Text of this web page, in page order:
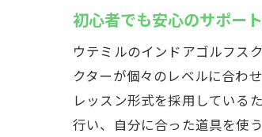
初心者でも安心のサポー
ウテミルのインドアゴルフス
クターが個々のレベルに合わ
レッスン形式を採用している
行い、自分に合った道具を使